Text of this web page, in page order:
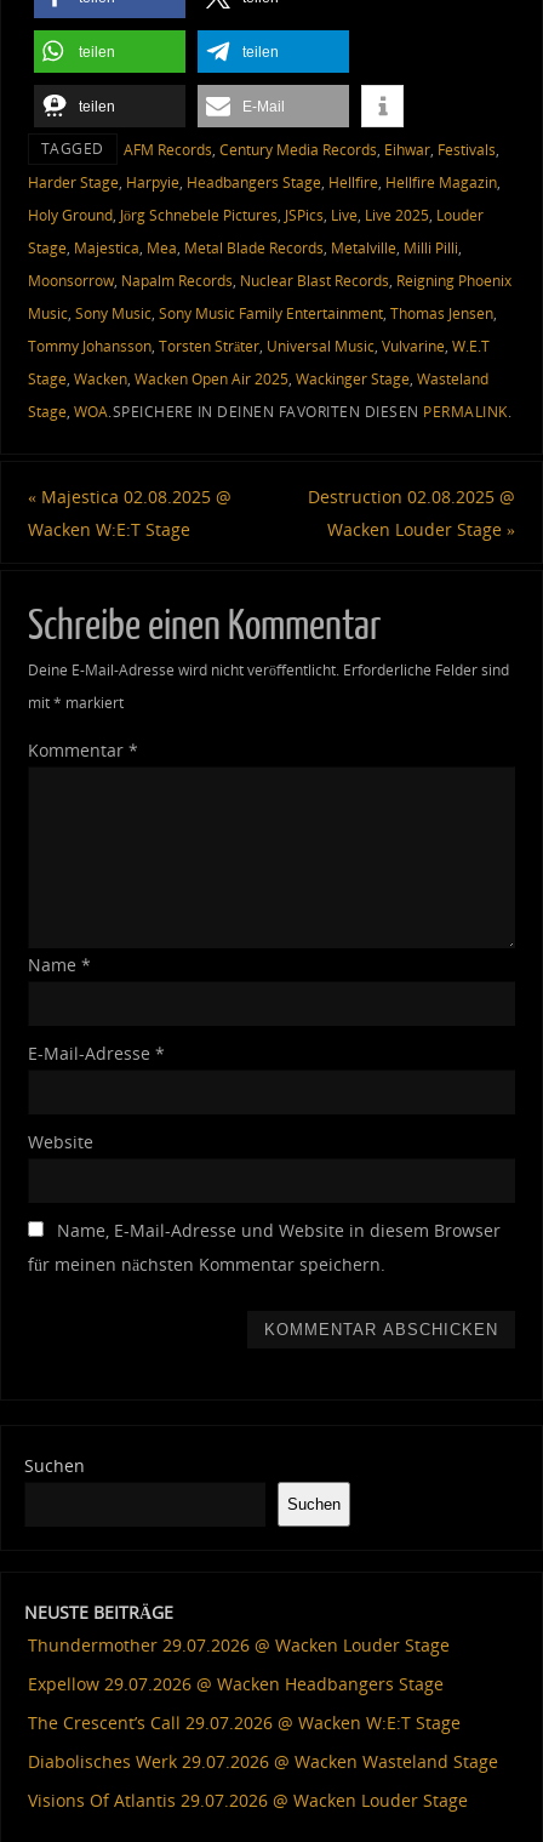
teilen teilen
teilen E-Mail
TAGGED AFM Records, Century Media Records, Eihwar, Festivals,
Harder Stage, Harpyie, Headbangers Stage, Hellfire, Hellfire Magazin,
Holy Ground, Jörg Schnebele Pictures, JSPics, Live, Live 2025, Louder
Stage, Majestica, Mea, Metal Blade Records, Metalville, Milli Pilli,
Moonsorrow, Napalm Records, Nuclear Blast Records, Reigning Phoenix
Music, Sony Music, Sony Music Family Entertainment, Thomas Jensen,
Tommy Johansson, Torsten Sträter, Universal Music, Vulvarine, W.E.T
Stage, Wacken, Wacken Open Air 2025, Wackinger Stage, Wasteland
Stage, WOA.SPEICHERE IN DEINEN FAVORITEN DIESEN PERMALINK.
«Majestica 02.08.2025 @
Wacken W:E:T Stage
Destruction 02.08.2025 @
Wacken Louder Stage»
Schreibe einen Kommentar
Deine E-Mail-Adresse wird nicht veröffentlicht. Erforderliche Felder sind
mit* markiert
Kommentar *
Name *
E-Mail-Adresse *
Website
Name, E-Mail-Adresse und Website in diesem Browser
für meinen nächsten Kommentar speichern.
Suchen
Suchen
NEUSTE BEITRÄGE
Thundermother 29.07.2026 @ Wacken Louder Stage
Expellow 29.07.2026 @ Wacken Headbangers Stage
The Crescent’s Call 29.07.2026 @ Wacken W:E:T Stage
Diabolisches Werk 29.07.2026 @ Wacken Wasteland Stage
Visions Of Atlantis 29.07.2026 @ Wacken Louder Stage